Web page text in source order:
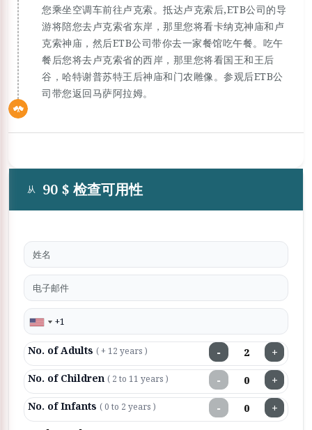
您乘坐空调车前往卢克索。抵达卢克索后,ETB公司的导
游将陪您去卢克索省东岸，那里您将看卡纳克神庙和卢
克索神庙，然后ETB公司带你去一家餐馆吃午餐。吃午
餐后您将去卢克索省的西岸，那里您将看国王和王后
谷，哈特谢普苏特王后神庙和门农雕像。参观后ETB公
司带您返回马萨阿拉姆。
从 90 $ 检查可用性
No. of Adults ( + 12 years ) − +
No. of Children ( 2 to 11 years ) − +
No. of Infants ( 0 to 2 years ) − +